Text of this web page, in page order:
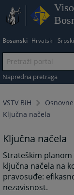
Bosanski Hrvatski Srpski
Napredna pretraga
VSTV BiH
Ključna načela
Ključna načela
Strateškim planom
ključna načela na
pravosuđe:
nezavisnost.